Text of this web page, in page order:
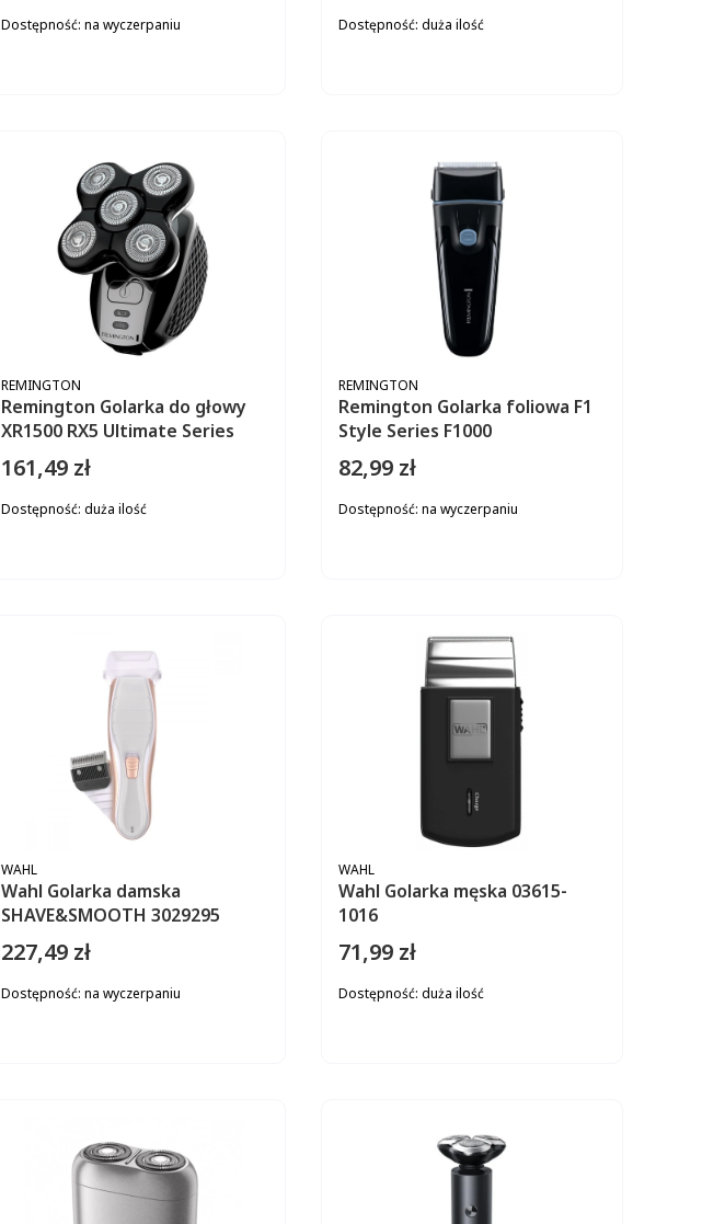
Dostępność: na wyczerpaniu Dostępność: duża ilość
Remington Golarka do głowy
XR1500 RX5 Ultimate Series
PRODUCENT
REMINGTON
Cena
161,49 zł
Dostępność: duża ilość
Remington Golarka foliowa F1
Style Series F1000
PRODUCENT
REMINGTON
Cena
82,99 zł
Dostępność: na wyczerpaniu
Wahl Golarka damska
SHAVE&SMOOTH 3029295
PRODUCENT
WAHL
Cena
227,49 zł
Dostępność: na wyczerpaniu
Wahl Golarka męska 03615-
1016
PRODUCENT
WAHL
Cena
71,99 zł
Dostępność: duża ilość